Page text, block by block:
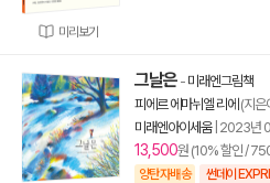
미리보기
그날은 - 미래엔그림책
피에르 에마뉘엘 리에 (지은
미래엔아이세움| 2023년
13,500원 (10% 할인 /
양탄자배송 썬데이